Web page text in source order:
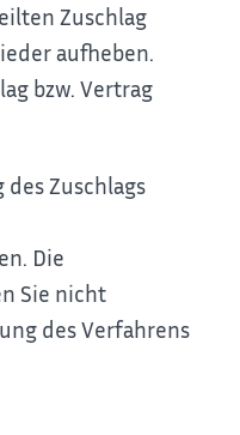
Zuschlag
aufheben.
bzw. Vertrag
Zuschlags
Die
Sie nicht
des Verfahrens